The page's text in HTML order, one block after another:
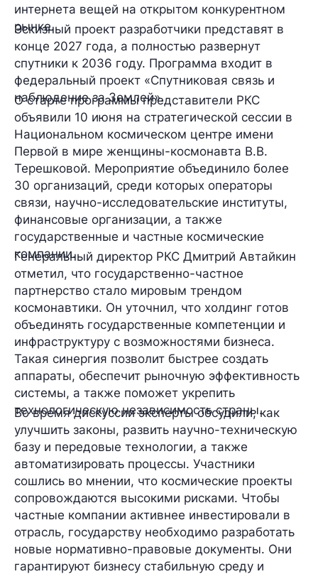
интернета вещей на открытом конкурентном
рынке.
Эскизный проект разработчики представят в
конце 2027 года, а полностью развернут
спутники к 2036 году. Программа входит в
федеральный проект «Спутниковая связь и
наблюдение за Землей».
О старте программы представители РКС
объявили 10 июня на стратегической сессии в
Национальном космическом центре имени
Первой в мире женщины-космонавта В.В.
Терешковой. Мероприятие объединило более
30 организаций, среди которых операторы
связи, научно-исследовательские институты,
финансовые организации, а также
государственные и частные космические
компании.
Генеральный директор РКС Дмитрий Автайкин
отметил, что государственно-частное
партнерство стало мировым трендом
космонавтики. Он уточнил, что холдинг готов
объединять государственные компетенции и
инфраструктуру с возможностями бизнеса.
Такая синергия позволит быстрее создать
аппараты, обеспечит рыночную эффективность
системы, а также поможет укрепить
технологическую независимость страны.
Во время дискуссии эксперты обсудили, как
улучшить законы, развить научно-техническую
базу и передовые технологии, а также
автоматизировать процессы. Участники
сошлись во мнении, что космические проекты
сопровождаются высокими рисками. Чтобы
частные компании активнее инвестировали в
отрасль, государству необходимо разработать
новые нормативно-правовые документы. Они
гарантируют бизнесу стабильную среду и